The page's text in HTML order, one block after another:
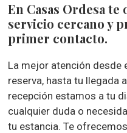
En Casas Ordesa
servicio cercano y
primer contacto.
La mejor atención desde
reserva, hasta tu llegada
recepción estamos a tu
cualquier duda o
tu estancia. Te